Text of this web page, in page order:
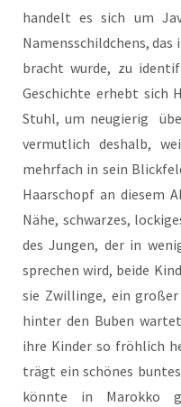
han­delt es sich um
Namens­schild­chens, das
bracht wur­de, zu
Geschich­te erhebt sich
Stuhl, um neu­gie­rig
ver­mut­lich des­halb,
mehr­fach in sein
Haar­schopf an die­sem
Nähe, schwar­zes,
des Jun­gen, der in
spre­chen wird, bei­de
sie Zwil­lin­ge, ein
hin­ter den Buben
ihre Kin­der so fröh­lich
trägt ein schö­nes
könn­te in Marok­ko